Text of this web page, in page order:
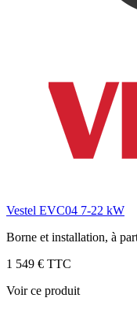
Vestel EVC04 7-22 kW
Borne et installation, à
1 549 € TTC
Voir ce produit